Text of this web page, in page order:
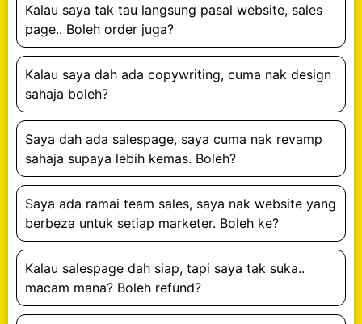
Kalau saya tak tau langsung pasal website, sales
page.. Boleh order juga?
Kalau saya dah ada copywriting, cuma nak design
sahaja boleh?
Saya dah ada salespage, saya cuma nak revamp
sahaja supaya lebih kemas. Boleh?
Saya ada ramai team sales, saya nak website yang
berbeza untuk setiap marketer. Boleh ke?
Kalau salespage dah siap, tapi saya tak suka..
macam mana? Boleh refund?